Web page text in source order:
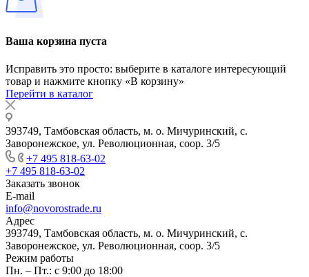
Ваша корзина пуста
Исправить это просто: выберите в каталоге интересующий
товар и нажмите кнопку «В корзину»
Перейти в каталог
393749, Тамбовская область, м. о. Мичуринский, с.
Заворонежское, ул. Революционная, соор. 3/5
+7 495 818-63-02
+7 495 818-63-02
Заказать звонок
E-mail
info@novorostrade.ru
Адрес
393749, Тамбовская область, м. о. Мичуринский, с.
Заворонежское, ул. Революционная, соор. 3/5
Режим работы
Пн. – Пт.: с 9:00 до 18:00